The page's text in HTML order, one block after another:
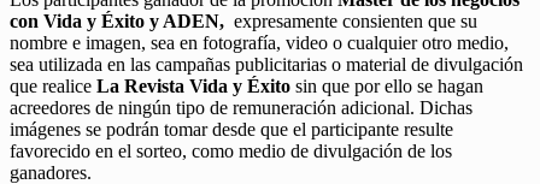
con Vida y Éxito y ADEN, expresamente consienten que su
nombre e imagen, sea en fotografía, video o cualquier otro medio,
sea utilizada en las campañas publicitarias o material de divulgación
que realice La Revista Vida y Éxito sin que por ello se hagan
acreedores de ningún tipo de remuneración adicional. Dichas
imágenes se podrán tomar desde que el participante resulte
favorecido en el sorteo, como medio de divulgación de los
ganadores.